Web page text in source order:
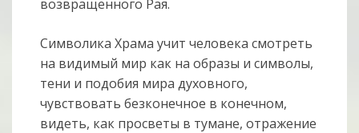
возвращенного Рая.
Символика Храма учит человека смотреть
на видимый мир как на образы и символы,
тени и подобия мира духовного,
чувствовать безконечное в конечном,
видеть, как просветы в тумане, отражение